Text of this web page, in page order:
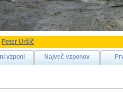
Peter Uršič
vzponi Največ vzponov